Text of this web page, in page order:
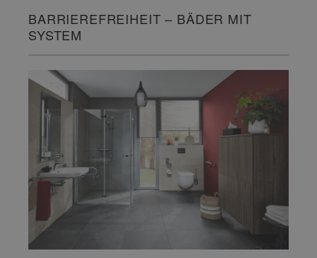
BARRIEREFREIHEIT – BÄDER MIT
SYSTEM